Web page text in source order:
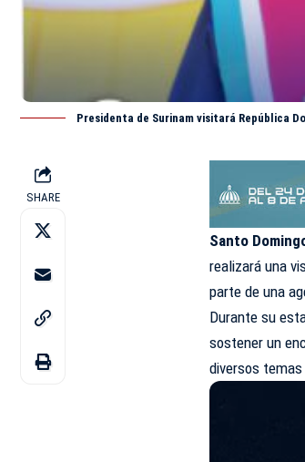
Presidenta de Surinam visitará República
SHARE
Santo
realizará una
parte de una
Durante su
sostener un
diversos